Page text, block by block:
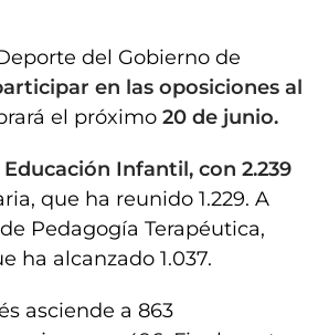
del Gobierno de
en las oposiciones al
el próximo 20 de junio.
Infantil, con 2.239
que ha reunido 1.229. A
Pedagogía Terapéutica,
ha alcanzado 1.037.
asciende a 863